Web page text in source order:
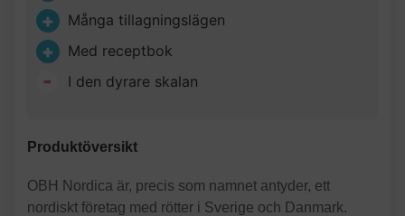
Många tillagningslägen
Med receptbok
I den dyrare skalan
Produktöversikt
OBH Nordica är, precis som namnet antyder, ett
nordiskt företag med rötter i Sverige och Danmark.